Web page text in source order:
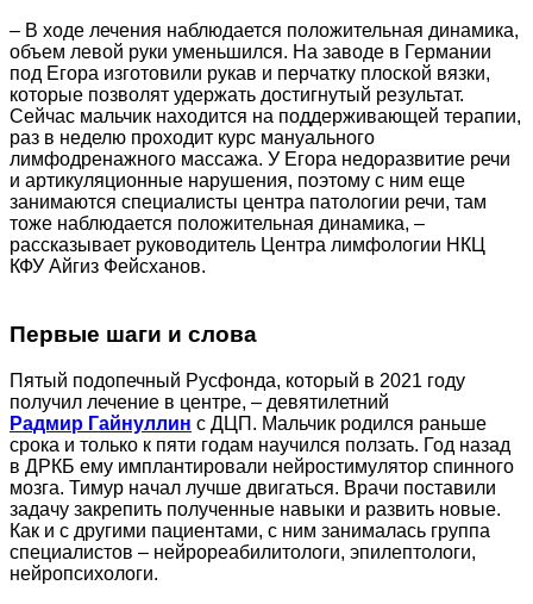
– В ходе лечения наблюдается положительная динамика,
объем левой руки уменьшился. На заводе в Германии
под Егора изготовили рукав и перчатку плоской вязки,
которые позволят удержать достигнутый результат.
Сейчас мальчик находится на поддерживающей терапии,
раз в неделю проходит курс мануального
лимфодренажного массажа. У Егора недоразвитие речи
и артикуляционные нарушения, поэтому с ним еще
занимаются специалисты центра патологии речи, там
тоже наблюдается положительная динамика, –
рассказывает руководитель Центра лимфологии НКЦ
КФУ Айгиз Фейсханов.
Первые шаги и слова
Пятый подопечный Русфонда, который в 2021 году
получил лечение в центре, – девятилетний
Радмир Гайнуллин с ДЦП. Мальчик родился раньше
срока и только к пяти годам научился ползать. Год назад
в ДРКБ ему имплантировали нейростимулятор спинного
мозга. Тимур начал лучше двигаться. Врачи поставили
задачу закрепить полученные навыки и развить новые.
Как и с другими пациентами, с ним занималась группа
специалистов – нейрореабилитологи, эпилептологи,
нейропсихологи.